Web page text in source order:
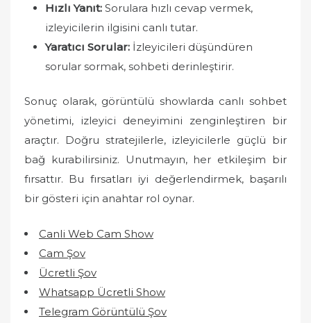
Hızlı Yanıt: Sorulara hızlı cevap vermek,
izleyicilerin ilgisini canlı tutar.
Yaratıcı Sorular: İzleyicileri düşündüren
sorular sormak, sohbeti derinleştirir.
Sonuç olarak, görüntülü showlarda canlı sohbet
yönetimi, izleyici deneyimini zenginleştiren bir
araçtır. Doğru stratejilerle, izleyicilerle güçlü bir
bağ kurabilirsiniz. Unutmayın, her etkileşim bir
fırsattır. Bu fırsatları iyi değerlendirmek, başarılı
bir gösteri için anahtar rol oynar.
Canli Web Cam Show
Cam Şov
Ücretli Şov
Whatsapp Ücretli Show
Telegram Görüntülü Şov